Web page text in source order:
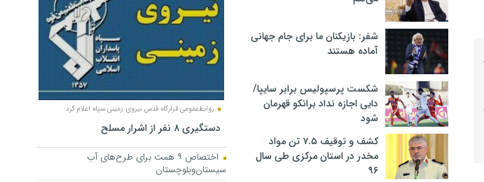
شفر: بازیکنان ما برای جام جهانی
آماده هستند
شکست پرسپولیس برابر سایپا/
دایی اجازه نداد برانکو قهرمان
شود
کشف و توقیف ۷.۵ تن مواد
مخدر در استان مرکزی طی سال
۹۶
روابط‌عمومی قرارگاه قدس نیروی زمینی سپاه اعلام کرد:
دستگیری ۸ نفر از اشرار مسلح
اختصاص ۹ همت برای طرح‌های آب
سیستان‌وبلوچستان